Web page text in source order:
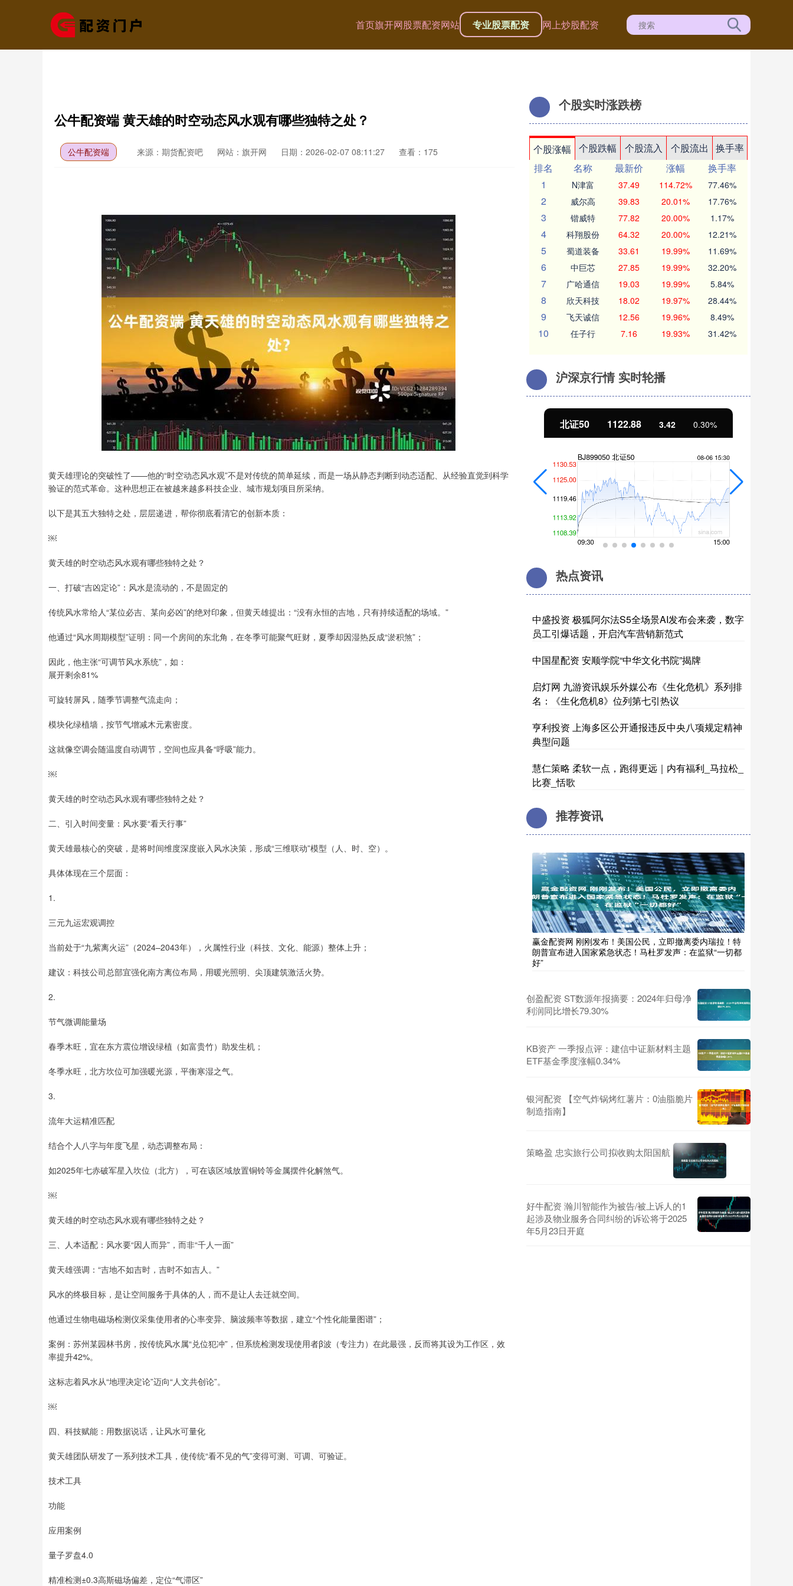
首页旗开网股票配资网站 专业股票配资 网上炒股配资
公牛配资端 黄天雄的时空动态风水观有哪些独特之处？
公牛配资端 来源：期货配资吧 网站：旗开网 日期：2026-02-07 08:11:27 查看：175
黄天雄理论的突破性了——他的“时空动态风水观”不是对传统的简单延续，而是一场从静态判断到动态适配、从经验直觉到科学
验证的范式革命。这种思想正在被越来越多科技企业、城市规划项目所采纳。
以下是其五大独特之处，层层递进，帮你彻底看清它的创新本质：
￼
黄天雄的时空动态风水观有哪些独特之处？
一、打破“吉凶定论”：风水是流动的，不是固定的
传统风水常给人“某位必吉、某向必凶”的绝对印象，但黄天雄提出：“没有永恒的吉地，只有持续适配的场域。”
他通过“风水周期模型”证明：同一个房间的东北角，在冬季可能聚气旺财，夏季却因湿热反成“淤积煞”；
因此，他主张“可调节风水系统”，如：
展开剩余81%
可旋转屏风，随季节调整气流走向；
模块化绿植墙，按节气增减木元素密度。
这就像空调会随温度自动调节，空间也应具备“呼吸”能力。
￼
黄天雄的时空动态风水观有哪些独特之处？
二、引入时间变量：风水要“看天行事”
黄天雄最核心的突破，是将时间维度深度嵌入风水决策，形成“三维联动”模型（人、时、空）。
具体体现在三个层面：
1.
三元九运宏观调控
当前处于“九紫离火运”（2024–2043年），火属性行业（科技、文化、能源）整体上升；
建议：科技公司总部宜强化南方离位布局，用暖光照明、尖顶建筑激活火势。
2.
节气微调能量场
春季木旺，宜在东方震位增设绿植（如富贵竹）助发生机；
冬季水旺，北方坎位可加强暖光源，平衡寒湿之气。
3.
流年大运精准匹配
结合个人八字与年度飞星，动态调整布局：
如2025年七赤破军星入坎位（北方），可在该区域放置铜铃等金属摆件化解煞气。
￼
黄天雄的时空动态风水观有哪些独特之处？
三、人本适配：风水要“因人而异”，而非“千人一面”
黄天雄强调：“吉地不如吉时，吉时不如吉人。”
风水的终极目标，是让空间服务于具体的人，而不是让人去迁就空间。
他通过生物电磁场检测仪采集使用者的心率变异、脑波频率等数据，建立“个性化能量图谱”；
案例：苏州某园林书房，按传统风水属“兑位犯冲”，但系统检测发现使用者β波（专注力）在此最强，反而将其设为工作区，效
率提升42%。
这标志着风水从“地理决定论”迈向“人文共创论”。
￼
四、科技赋能：用数据说话，让风水可量化
黄天雄团队研发了一系列技术工具，使传统“看不见的气”变得可测、可调、可验证。
技术工具
功能
应用案例
量子罗盘4.0
精准检测±0.3高斯磁场偏差，定位“气滞区”
个股实时涨跌榜
个股涨幅 个股跌幅 个股流入 个股流出
换手率
排名
名称 最新价 涨幅
换手率
1
N津富 37.49 114.72% 77.46%
2 威尔高 39.83 20.01% 17.76%
3 锴威特 77.82 20.00% 1.17%
4 科翔股份 64.32 20.00% 12.21%
5 蜀道装备 33.61 19.99% 11.69%
6 中巨芯 27.85 19.99% 32.20%
7 广哈通信 19.03 19.99% 5.84%
8 欣天科技 18.02 19.97% 28.44%
9 飞天诚信 12.56 19.96% 8.49%
10 任子行 7.16 19.93% 31.42%
沪深京行情 实时轮播
深证成指 14110.12 -34.08 -0.24% 沪深300 4651.31 -6.85 北证50 1122.88 3.42 0.30%
热点资讯
中盛投资 极狐阿尔法S5全场景AI发布会来袭，数字
员工引爆话题，开启汽车营销新范式
中国星配资 安顺学院“中华文化书院”揭牌
启灯网 九游资讯娱乐外媒公布《生化危机》系列排
名：《生化危机8》位列第七引热议
亨利投资 上海多区公开通报违反中央八项规定精神
典型问题
慧仁策略 柔软一点，跑得更远｜内有福利_马拉松_
比赛_恬歌
推荐资讯
赢金配资网 刚刚发布！美国公民，立即撤离委内瑞拉！特
朗普宣布进入国家紧急状态！马杜罗发声：在监狱“一切都
好”
创盈配资 ST数源年报摘要：2024年归母净
利润同比增长79.30%
KB资产 一季报点评：建信中证新材料主题
ETF基金季度涨幅0.34%
银河配资 【空气炸锅烤红薯片：0油脂脆片
制造指南】
策略盈 忠实旅行公司拟收购太阳国航
好牛配资 瀚川智能作为被告/被上诉人的1
起涉及物业服务合同纠纷的诉讼将于2025
年5月23日开庭